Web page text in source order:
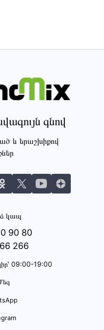
գնով
և երաշխիքով
կապ
90 80
266
09:00-19:00